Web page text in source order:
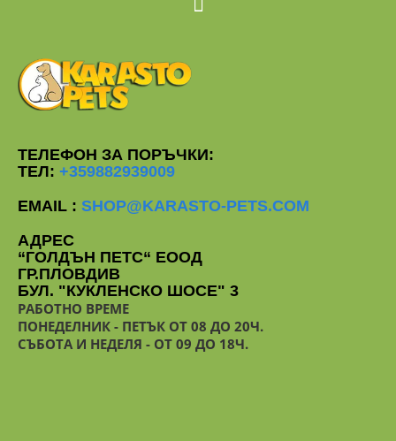
ТЕЛЕФОН ЗА ПОРЪЧКИ:
ТЕЛ: +359882939009
EMAIL : SHOP@KARASTO-PETS.COM
АДРЕС
“ГОЛДЪН ПЕТС“ ЕООД
ГР.ПЛОВДИВ
БУЛ. "КУКЛЕНСКО ШОСЕ" 3
РАБОТНО ВРЕМЕ
ПОНЕДЕЛНИК - ПЕТЪК ОТ 08 ДО 20Ч.
СЪБОТА И НЕДЕЛЯ - ОТ 09 ДО 18Ч.